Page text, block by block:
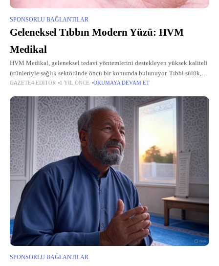
SPONSORLU BAĞLANTILAR
Geleneksel Tıbbın Modern Yüzü: HVM
Medikal
HVM Medikal, geleneksel tedavi yöntemlerini destekleyen yüksek kaliteli
ürünleriyle sağlık sektöründe öncü bir konumda bulunuyor. Tıbbi sülük,
hacamat kupası ve hacamat malzemeleri gibi ürünleriyle, doğal şifa
GAZETE4 EDITÖR 1 YIL ÖNCE OKUMAYA DEVAM ET
SPONSORLU BAĞLANTILAR